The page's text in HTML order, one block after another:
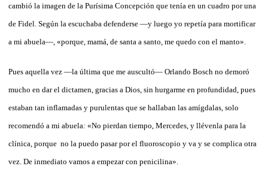
cambió la imagen de la Purísima Concepción que tenía en un cuadro por una
de Fidel. Según la escuchaba defenderse —y luego yo repetía para mortificar
a mi abuela—, «porque, mamá, de santa a santo, me quedo con el manto».
Pues aquella vez —la última que me auscultó— Orlando Bosch no demoró
mucho en dar el dictamen, gracias a Dios, sin hurgarme en profundidad, pues
estaban tan inflamadas y purulentas que se hallaban las amígdalas, solo
recomendó a mi abuela: «No pierdan tiempo, Mercedes, y llévenla para la
clínica, porque no la puedo pasar por el fluoroscopio y va y se complica otra
vez. De inmediato vamos a empezar con penicilina».